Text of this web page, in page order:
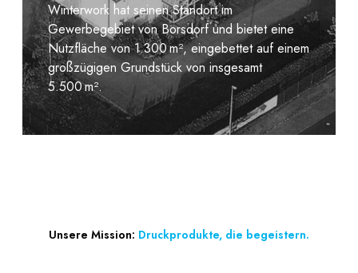
Winterwork hat seinen Standort im
Gewerbegebiet von Borsdorf und bietet eine
Nutzfläche von 1.300 m², eingebettet auf einem
großzügigen Grundstück von insgesamt
5.500 m².
Unsere Mission: Druckprodukte, die begeistern.